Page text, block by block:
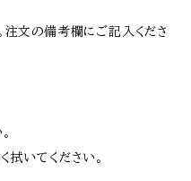
注文の備考欄にご記入くださ
拭いてください。